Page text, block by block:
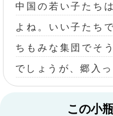
中国の若い子たち
よね。いい子たち
ちもみな集団でそ
でしょうが、郷入
この小